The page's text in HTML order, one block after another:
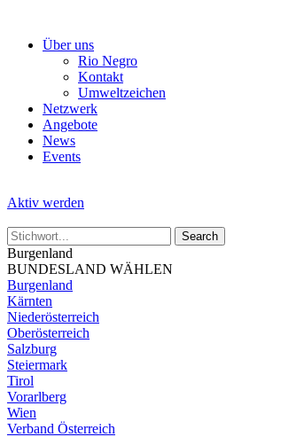
Über uns
Rio Negro
Kontakt
Umweltzeichen
Netzwerk
Angebote
News
Events
Aktiv werden
Burgenland
BUNDESLAND WÄHLEN
Burgenland
Kärnten
Niederösterreich
Oberösterreich
Salzburg
Steiermark
Tirol
Vorarlberg
Wien
Verband Österreich